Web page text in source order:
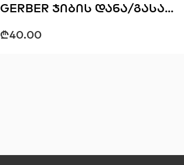
GERBER ჯიბის დანა/გასა...
₾40.00